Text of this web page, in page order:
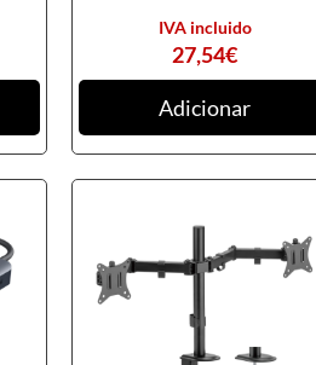
27,54€
IVA incluido
Adicionar